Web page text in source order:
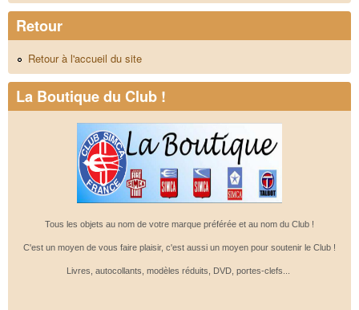
Retour
Retour à l'accueil du site
La Boutique du Club !
Tous les objets au nom de votre marque préférée et au nom du Club !
C'est un moyen de vous faire plaisir, c'est aussi un moyen pour soutenir le Club !
Livres, autocollants, modèles réduits, DVD, portes-clefs...